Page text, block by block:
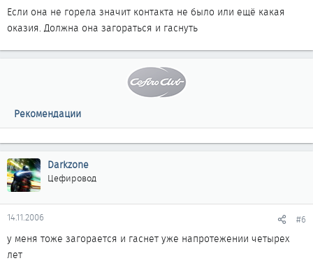
Если она не горела значит контакта не было или ещё какая
оказия. Должна она загораться и гаснуть
Рекомендации
Darkzone
Цефировод
14.11.2006 #6
у меня тоже загорается и гаснет уже напротежении четырех
лет